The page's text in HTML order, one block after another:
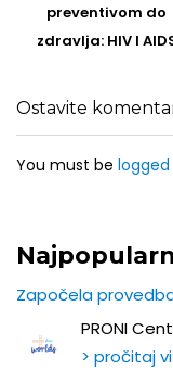
preventivom do
zdravlja: HIV I
Ostavite
You must be logged
Započela
PRONI
> pročitaj